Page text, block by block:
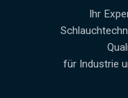
Ihr
für Industrie